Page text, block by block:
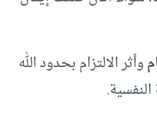
وأثر الالتزام بحدود الله